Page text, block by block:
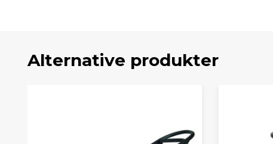
Alternative produkter